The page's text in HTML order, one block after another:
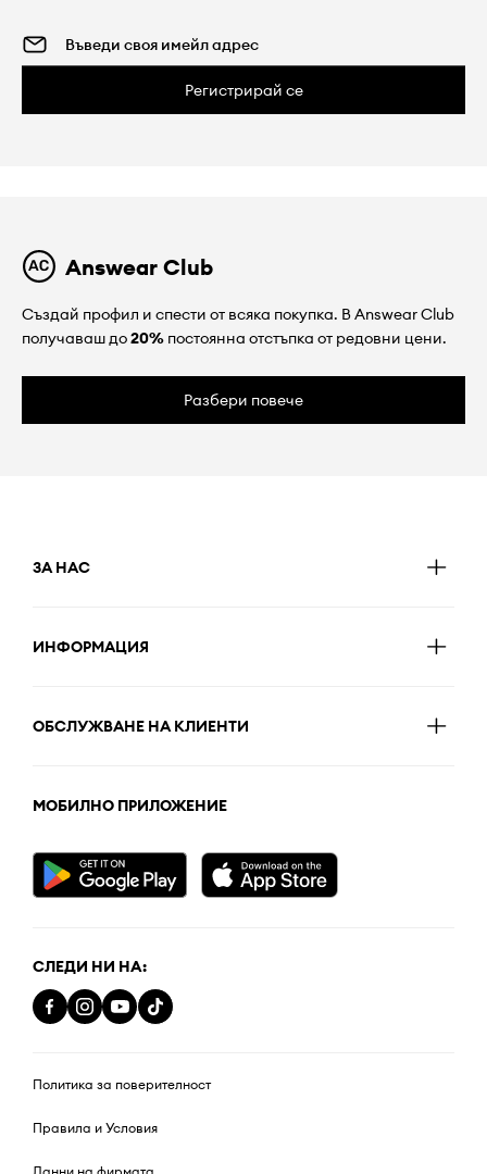
Регистрирай се
Answear Club
Създай профил и спести от всяка покупка. В Answear Club
получаваш до20% постоянна отстъпка от редовни цени.
Разбери повече
ЗА НАС
ИНФОРМАЦИЯ
ОБСЛУЖВАНЕ НА КЛИЕНТИ
МОБИЛНО ПРИЛОЖЕНИЕ
СЛЕДИ НИ НА:
Политика за поверителност
Правила и Условия